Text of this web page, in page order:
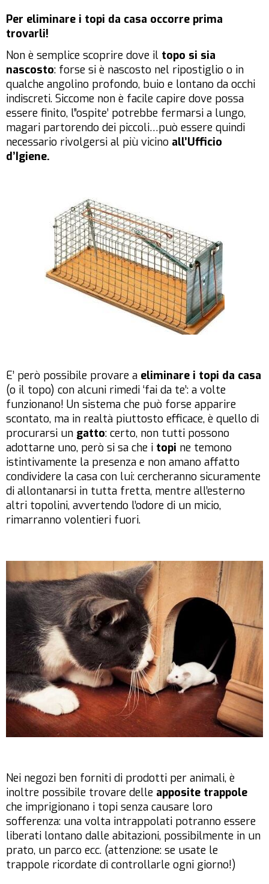
Per eliminare i topi da casa occorre prima
trovarli!
Non è semplice scoprire dove il topo si sia
nascosto: forse si è nascosto nel ripostiglio o in
qualche angolino profondo, buio e lontano da occhi
indiscreti. Siccome non è facile capire dove possa
essere finito, l”ospite’ potrebbe fermarsi a lungo,
magari partorendo dei piccoli…può essere quindi
necessario rivolgersi al più vicino all’Ufficio
d’Igiene.
E’ però possibile provare a eliminare i topi da casa
(o il topo) con alcuni rimedi ‘fai da te’: a volte
funzionano! Un sistema che può forse apparire
scontato, ma in realtà piuttosto efficace, è quello di
procurarsi un gatto: certo, non tutti possono
adottarne uno, però si sa che i topi ne temono
istintivamente la presenza e non amano affatto
condividere la casa con lui: cercheranno sicuramente
di allontanarsi in tutta fretta, mentre all’esterno
altri topolini, avvertendo l’odore di un micio,
rimarranno volentieri fuori.
Nei negozi ben forniti di prodotti per animali, è
inoltre possibile trovare delle apposite trappole
che imprigionano i topi senza causare loro
sofferenza: una volta intrappolati potranno essere
liberati lontano dalle abitazioni, possibilmente in un
prato, un parco ecc. (attenzione: se usate le
trappole ricordate di controllarle ogni giorno!)